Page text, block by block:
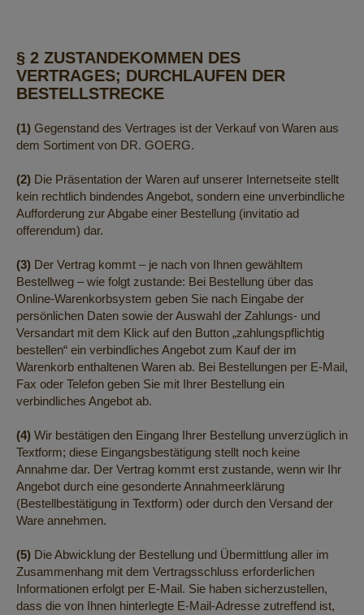
§ 2 ZUSTANDEKOMMEN DES
VERTRAGES; DURCHLAUFEN DER
BESTELLSTRECKE
(1) Gegenstand des Vertrages ist der Verkauf von Waren aus
dem Sortiment von DR. GOERG.
(2) Die Präsentation der Waren auf unserer Internetseite stellt
kein rechtlich bindendes Angebot, sondern eine unverbindliche
Aufforderung zur Abgabe einer Bestellung (invitatio ad
offerendum) dar.
(3) Der Vertrag kommt – je nach von Ihnen gewähltem
Bestellweg – wie folgt zustande: Bei Bestellung über das
Online-Warenkorbsystem geben Sie nach Eingabe der
persönlichen Daten sowie der Auswahl der Zahlungs- und
Versandart mit dem Klick auf den Button „zahlungspflichtig
bestellen“ ein verbindliches Angebot zum Kauf der im
Warenkorb enthaltenen Waren ab. Bei Bestellungen per E-Mail,
Fax oder Telefon geben Sie mit Ihrer Bestellung ein
verbindliches Angebot ab.
(4) Wir bestätigen den Eingang Ihrer Bestellung unverzüglich in
Textform; diese Eingangsbestätigung stellt noch keine
Annahme dar. Der Vertrag kommt erst zustande, wenn wir Ihr
Angebot durch eine gesonderte Annahmeerklärung
(Bestellbestätigung in Textform) oder durch den Versand der
Ware annehmen.
(5) Die Abwicklung der Bestellung und Übermittlung aller im
Zusammenhang mit dem Vertragsschluss erforderlichen
Informationen erfolgt per E-Mail. Sie haben sicherzustellen,
dass die von Ihnen hinterlegte E-Mail-Adresse zutreffend ist,